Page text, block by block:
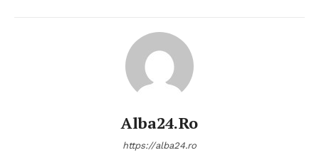
Alba24.ro
https://alba24.ro